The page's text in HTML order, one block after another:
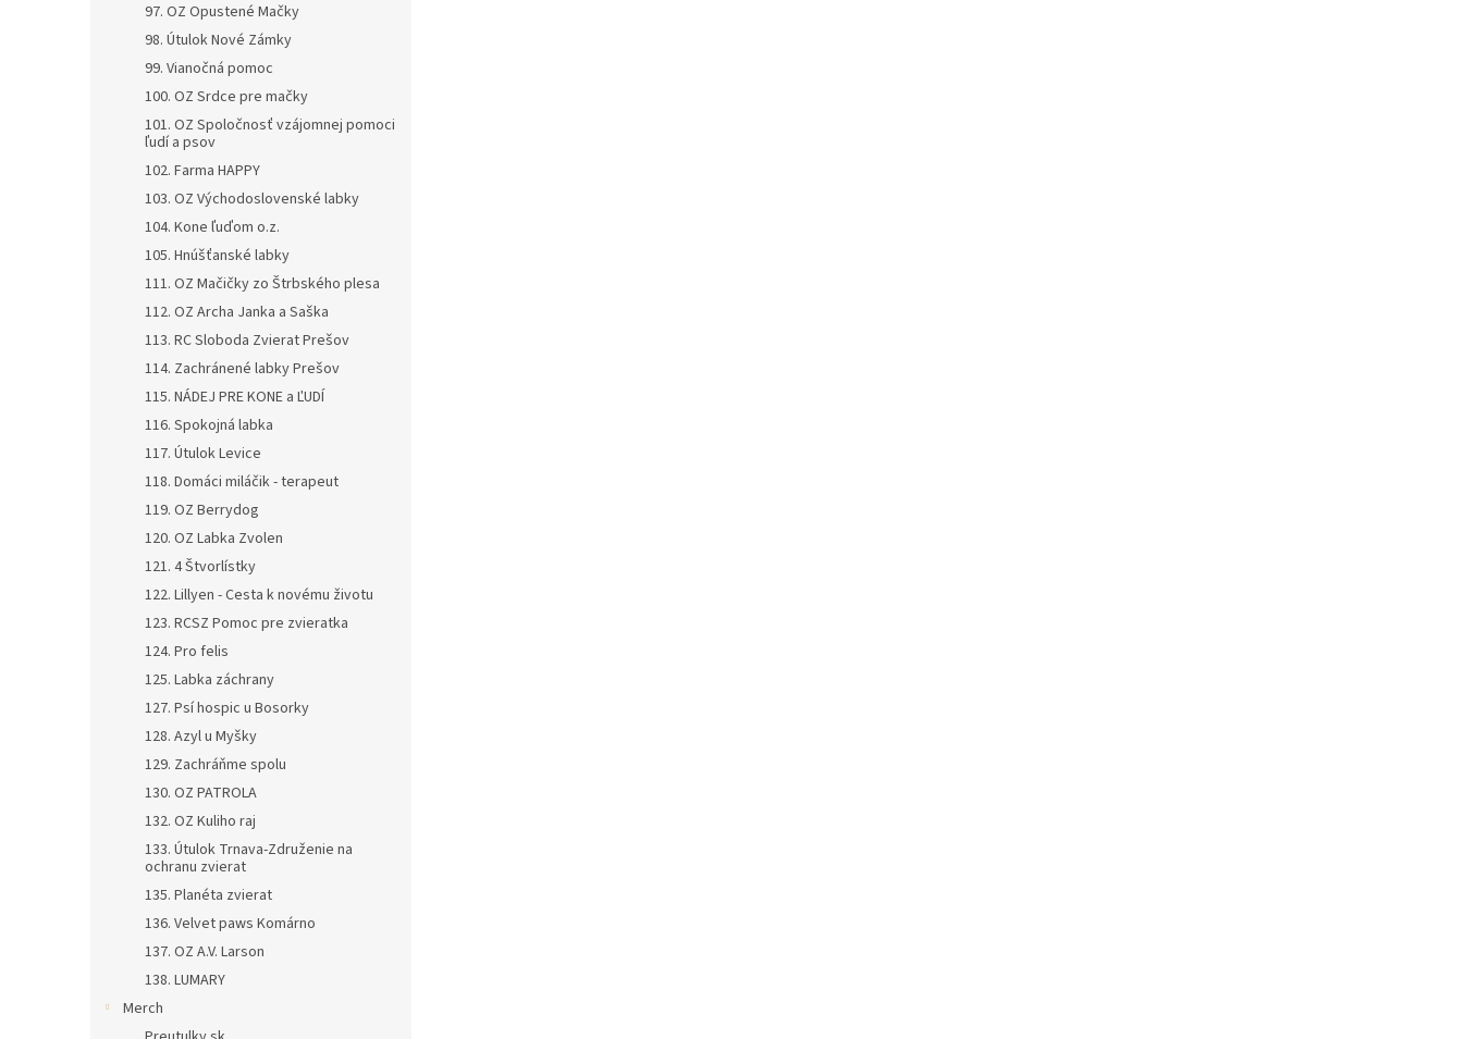
97. OZ Opustené Mačky
98. Útulok Nové Zámky
99. Vianočná pomoc
100. OZ Srdce pre mačky
101. OZ Spoločnosť vzájomnej pomoci
ľudí a psov
102. Farma HAPPY
103. OZ Východoslovenské labky
104. Kone ľuďom o.z.
105. Hnúšťanské labky
111. OZ Mačičky zo Štrbského plesa
112. OZ Archa Janka a Saška
113. RC Sloboda Zvierat Prešov
114. Zachránené labky Prešov
115. NÁDEJ PRE KONE a ĽUDÍ
116. Spokojná labka
117. Útulok Levice
118. Domáci miláčik - terapeut
119. OZ Berrydog
120. OZ Labka Zvolen
121. 4 Štvorlístky
122. Lillyen - Cesta k novému životu
123. RCSZ Pomoc pre zvieratka
124. Pro felis
125. Labka záchrany
127. Psí hospic u Bosorky
128. Azyl u Myšky
129. Zachráňme spolu
130. OZ PATROLA
132. OZ Kuliho raj
133. Útulok Trnava-Združenie na
ochranu zvierat
135. Planéta zvierat
136. Velvet paws Komárno
137. OZ A.V. Larson
138. LUMARY
Merch